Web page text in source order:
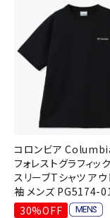
コロンビア
フォレストグラフィッ
スリーブTシャツ アウ
袖 メンズ PG5174-
30%OFF